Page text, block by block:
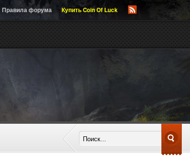
Правила форума Купить Coin Of Luck